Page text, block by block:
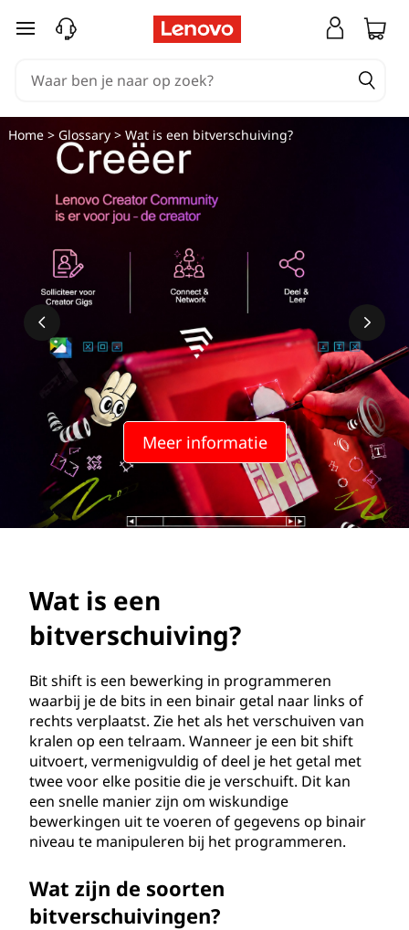
W
r
Ga naar de hoofdinhoud
Meer informatie
Home> Glossary> Wat is een bitverschuiving?
Wat is een
bitverschuiving?
Bit shift is een bewerking in programmeren
waarbij je de bits in een binair getal naar links of
rechts verplaatst. Zie het als het verschuiven van
kralen op een telraam. Wanneer je een bit shift
uitvoert, vermenigvuldig of deel je het getal met
twee voor elke positie die je verschuift. Dit kan
een snelle manier zijn om wiskundige
bewerkingen uit te voeren of gegevens op binair
niveau te manipuleren bij het programmeren.
Wat zijn de soorten
bitverschuivingen?